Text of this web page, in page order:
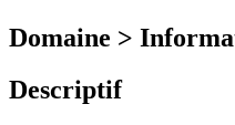
Domaine >
Descriptif